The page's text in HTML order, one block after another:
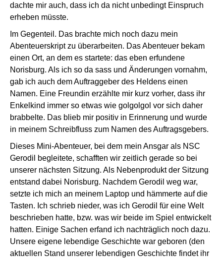
dachte mir auch, dass ich da nicht unbedingt Einspruch
erheben müsste.
Im Gegenteil. Das brachte mich noch dazu mein
Abenteuerskript zu überarbeiten. Das Abenteuer bekam
einen Ort, an dem es startete: das eben erfundene
Norisburg. Als ich so da sass und Änderungen vornahm,
gab ich auch dem Auftraggeber des Heldens einen
Namen. Eine Freundin erzählte mir kurz vorher, dass ihr
Enkelkind immer so etwas wie golgolgol vor sich daher
brabbelte. Das blieb mir positiv in Erinnerung und wurde
in meinem Schreibfluss zum Namen des Auftragsgebers.
Dieses Mini-Abenteuer, bei dem mein Ansgar als NSC
Gerodil begleitete, schafften wir zeitlich gerade so bei
unserer nächsten Sitzung. Als Nebenprodukt der Sitzung
entstand dabei Norisburg. Nachdem Gerodil weg war,
setzte ich mich an meinem Laptop und hämmerte auf die
Tasten. Ich schrieb nieder, was ich Gerodil für eine Welt
beschrieben hatte, bzw. was wir beide im Spiel entwickelt
hatten. Einige Sachen erfand ich nachträglich noch dazu.
Unsere eigene lebendige Geschichte war geboren (den
aktuellen Stand unserer lebendigen Geschichte findet ihr